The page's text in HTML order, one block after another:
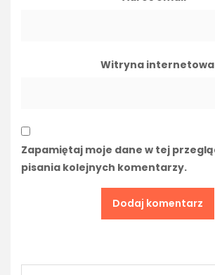
Witryna internetowa
Zapamiętaj moje dane w tej
pisania kolejnych komentarzy.